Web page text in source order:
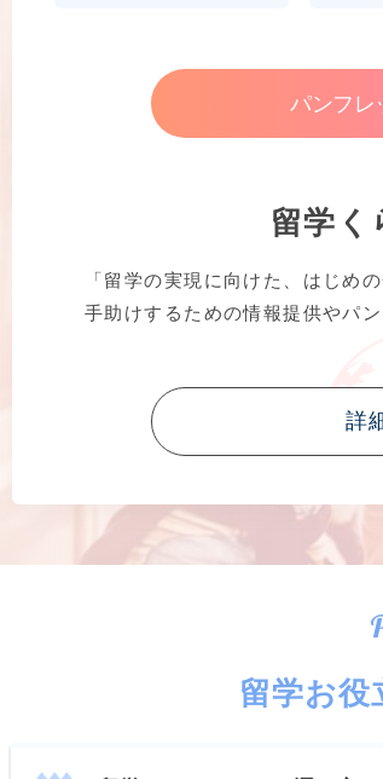
パンフレ
留学く
「留学の実現に向けた、はじめ
手助けするための情報提供やパ
詳
留学お役